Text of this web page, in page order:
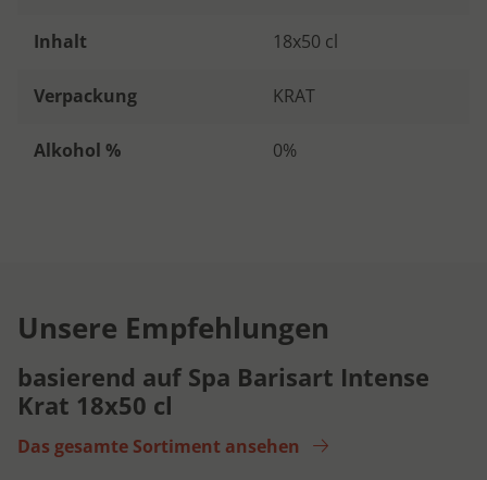
Inhalt 18x50 cl
Verpackung KRAT
Alkohol % 0%
Unsere Empfehlungen
basierend auf Spa Barisart Intense
Krat 18x50 cl
Das gesamte Sortiment ansehen